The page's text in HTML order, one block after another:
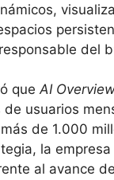
del
queAI
de usuarios
de 1.000
la
al avance